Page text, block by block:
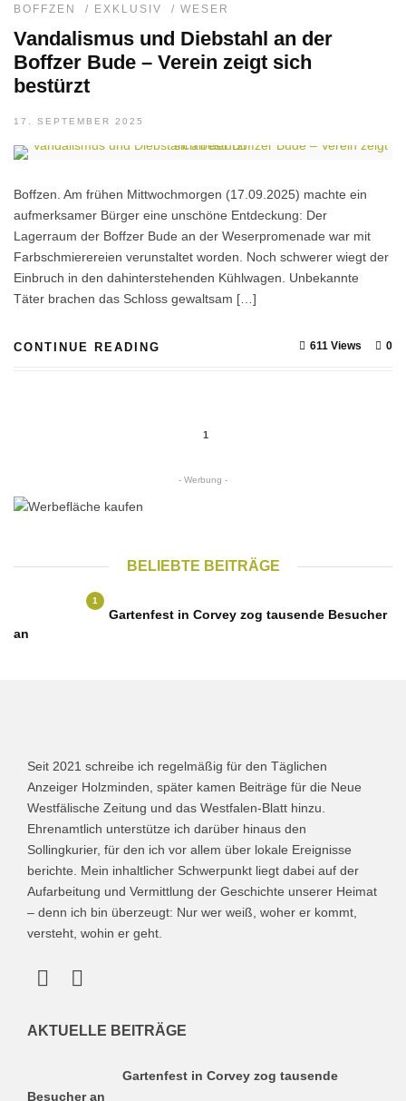
BOFFZEN / EXKLUSIV / WESER
Vandalismus und Diebstahl an der
Boffzer Bude – Verein zeigt sich
bestürzt
17. SEPTEMBER 2025
Boffzen. Am frühen Mittwochmorgen (17.09.2025) machte ein
aufmerksamer Bürger eine unschöne Entdeckung: Der
Lagerraum der Boffzer Bude an der Weserpromenade war mit
Farbschmierereien verunstaltet worden. Noch schwerer wiegt der
Einbruch in den dahinterstehenden Kühlwagen. Unbekannte
Täter brachen das Schloss gewaltsam […]
CONTINUE READING 0
611 Views
1
- Werbung -
BELIEBTE BEITRÄGE
1
Gartenfest in Corvey zog tausende Besucher
an
Seit 2021 schreibe ich regelmäßig für den Täglichen
Anzeiger Holzminden, später kamen Beiträge für die Neue
Westfälische Zeitung und das Westfalen-Blatt hinzu.
Ehrenamtlich unterstütze ich darüber hinaus den
Sollingkurier, für den ich vor allem über lokale Ereignisse
berichte. Mein inhaltlicher Schwerpunkt liegt dabei auf der
Aufarbeitung und Vermittlung der Geschichte unserer Heimat
– denn ich bin überzeugt: Nur wer weiß, woher er kommt,
versteht, wohin er geht.
AKTUELLE BEITRÄGE
Gartenfest in Corvey zog tausende
Besucher an